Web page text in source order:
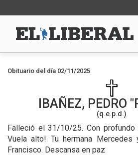
Obituario del día 02/11/2025
IBAÑEZ, PEDRO
(q.e.p.d.)
Falleció el 31/10/25. Con
Vuela alto! Tu hermana
Francisco. Descansa en paz